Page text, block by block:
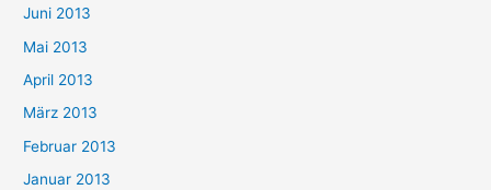
Juni 2013
Mai 2013
April 2013
März 2013
Februar 2013
Januar 2013